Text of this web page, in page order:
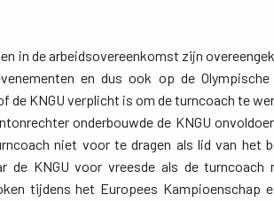
in de arbeidsovereenkomst zijn
en dus ook op de Olympische
de KNGU verplicht is om de turncoach te
onderbouwde de KNGU
niet voor te dragen als lid van het
de KNGU voor vreesde als de turncoach
tijdens het Europees Kampioenschap